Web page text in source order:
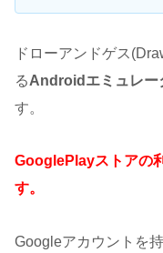
ドローアンドゲス
るAndroidエミュレー
す。
GooglePlayストアの
す。
Googleアカウントを